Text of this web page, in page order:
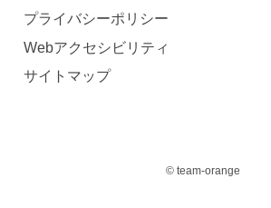
プライバシーポリシー
Webアクセシビリティ
サイトマップ
© team-orange